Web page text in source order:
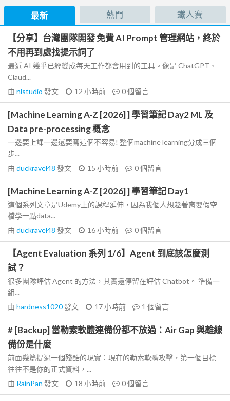
最新 熱門 鐵人賽
【分享】台灣團隊開發 免費 AI Prompt 管理網站，終於
不用再到處找提示詞了
最近 AI 幾乎已經變成每天工作都會用到的工具。像是 ChatGPT、
Claud...
由 nlstudio 發文 12 小時前 0個留言
[Machine Learning A-Z [2026] ] 學習筆記 Day2 ML 及
Data pre-processing 概念
一邊要上課一邊還要寫這個不容易! 整個machine learning分成三個
步...
由 duckravel48 發文 15 小時前 0個留言
[Machine Learning A-Z [2026] ] 學習筆記 Day1
這個系列文章是Udemy上的課程延伸，因為我個人想趁著育嬰假空
檔學一點data...
由 duckravel48 發文 16 小時前 0個留言
【Agent Evaluation 系列 1/6】Agent 到底該怎麼測
試？
很多團隊評估 Agent 的方法，其實還停留在評估 Chatbot。 準備一
組...
由 hardness1020發文 17 小時前 1 個留言
# [Backup] 當勒索軟體連備份都不放過：Air Gap 與離線
備份是什麼
前面幾篇提過一個殘酷的現實：現在的勒索軟體攻擊，第一個目標
往往不是你的正式資料，...
由 RainPan 發文 18 小時前 0個留言